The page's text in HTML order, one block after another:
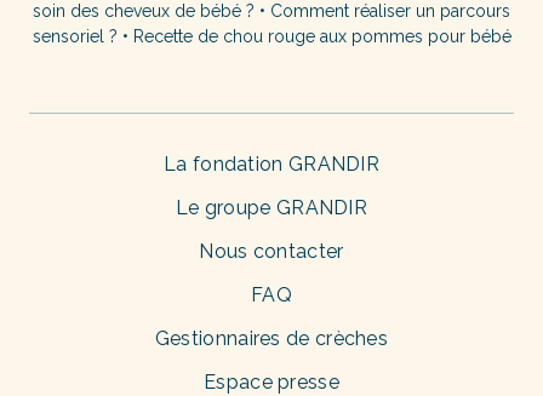
soin des cheveux de bébé ? • Comment réaliser un parcours
sensoriel ? • Recette de chou rouge aux pommes pour bébé
La fondation GRANDIR
Le groupe GRANDIR
Nous contacter
FAQ
Gestionnaires de crèches
Espace presse